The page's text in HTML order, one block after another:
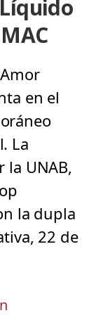
en el
La
la UNAB,
la dupla
22 de